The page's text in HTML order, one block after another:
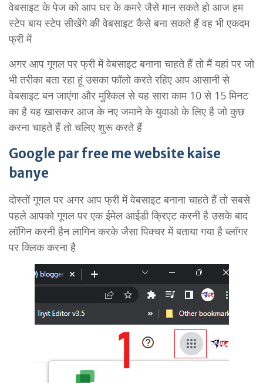
वेबसाइट के पेज को आप घर के कमरे जैसे मान सकते हो आज हम
स्टेप बाय स्टेप सीखेंगे की वेबसाइट कैसे बना सकते हैं वह भी एकदम
फ्री में
अगर आप गूगल पर फ्री में वेबसाइट बनाना चाहते हैं तो मैं यहां पर जो
भी तरीका बता रहा हूं उसका फॉलो करते रहिए आप आसानी से
वेबसाइट बन जाएंगा और मुश्किल से यह सारा काम 10 से 15 मिनट
का है यह खासकर आज के नए जमाने के युवाओ के लिए है जो कुछ
करना चाहते हैं तो चलिए शुरू करते हैं
Google par free me website kaise
banye
दोस्तों गूगल पर अगर आप फ्री में वेबसाइट बनाना चाहते हैं तो सबसे
पहले आपको गूगल पर एक ईमेल आईडी क्रिएट करनी है उसके बाद
लॉगिन करनी हैन लागिन करके जैसा पिक्चर में बताया गया है ब्लॉगर
पर क्लिक करना है